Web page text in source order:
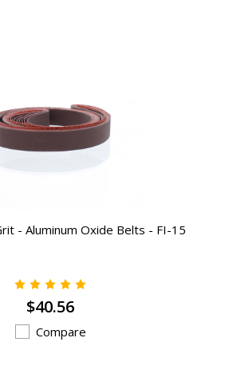
- Aluminum Oxide Belts - FI-15
$40.56
Compare